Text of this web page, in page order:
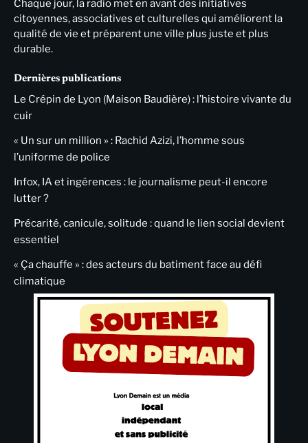
Chaque jour, la radio met en avant des initiatives
citoyennes, associatives et culturelles qui améliorent la
qualité de vie et préparent une ville plus juste et plus
durable.
Dernières publications
Le Crépin de Lyon (Maison Baudière) : l’histoire vivante du
cuir
« Un sur un million » : Rachid Azizi, l’homme sous
l’uniforme de police
Infox, IA et ingérences : le journalisme peut-il encore
lutter ?
Précarité, canicule, solitude : quand le lien social devient
essentiel
« Ça chauffe » : des acteurs du batiment face au défi
climatique